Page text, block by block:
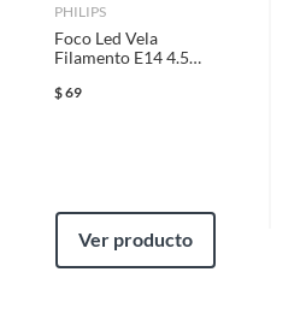
PHILIPS
Foco Led Vela
Filamento E14 4.5W
$69
Ver producto